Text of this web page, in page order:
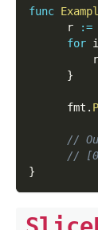
func
      r
:=
for i
          r
}
      fmt
.
//
// [0
}